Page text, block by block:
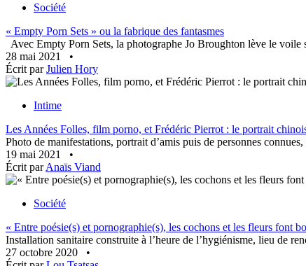
Société
« Empty Porn Sets » ou la fabrique des fantasmes
Avec Empty Porn Sets, la photographe Jo Broughton lève le voile
28 mai 2021
•
Écrit parJulien Hory
Intime
Les Années Folles, film porno, et Frédéric Pierrot : le portrait
Photo de manifestations, portrait d’amis puis de personnes
19 mai 2021
•
Écrit parAnaïs Viand
Société
« Entre poésie(s) et pornographie(s), les cochons et les fleurs font
Installation sanitaire construite à l’heure de l’hygiénisme, lieu de
27 octobre 2020
•